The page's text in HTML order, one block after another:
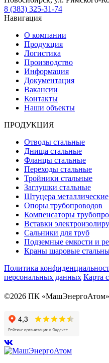
8 (383) 325-31-74
Навигация
О компании
Продукция
Логистика
Производство
Информация
Документация
Вакансии
Контакты
Наши объекты
ПРОДУКЦИЯ
Отводы стальные
Днища стальные
Фланцы стальные
Переходы стальные
Тройники стальные
Заглушки стальные
Штуцера металлические
Опоры трубопроводов
Компенсаторы
Вставки
Сальники для труб
Подземные емкости и
Краны шаровые
Политика
персональных данных Карта
©2026 ПК